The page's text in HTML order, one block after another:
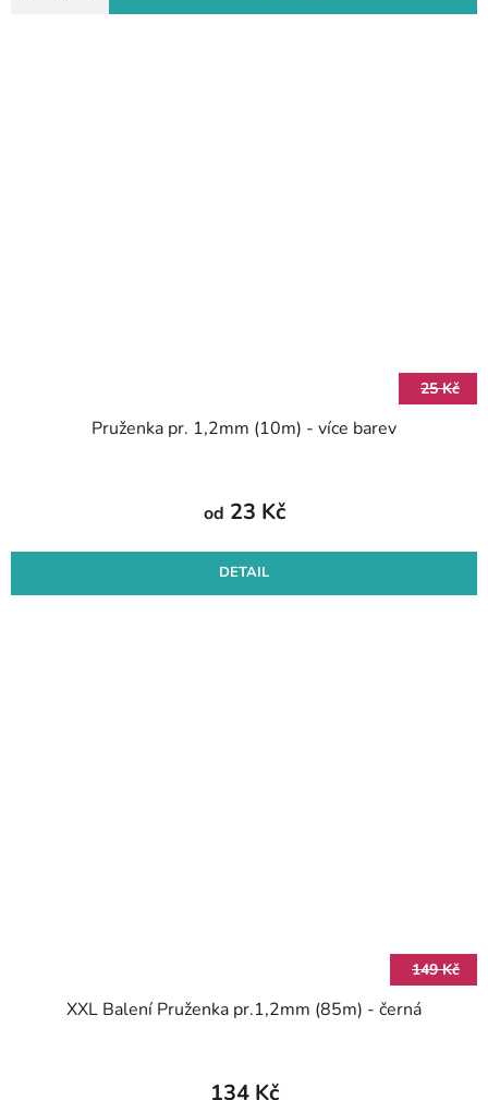
25 Kč
Pruženka pr. 1,2mm (10m) - více barev
od 23 Kč
DETAIL
149 Kč
XXL Balení Pruženka pr.1,2mm (85m) - černá
134 Kč